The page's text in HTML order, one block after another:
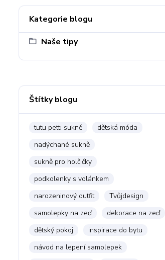
Kategorie blogu
Naše tipy
Štítky blogu
tutu petti sukně
dětská móda
nadýchané sukně
sukně pro holčičky
podkolenky s volánkem
narozeninový outfit
Tvůjdesign
samolepky na zeď
dekorace na zeď
dětský pokoj
inspirace do bytu
návod na lepení samolepek